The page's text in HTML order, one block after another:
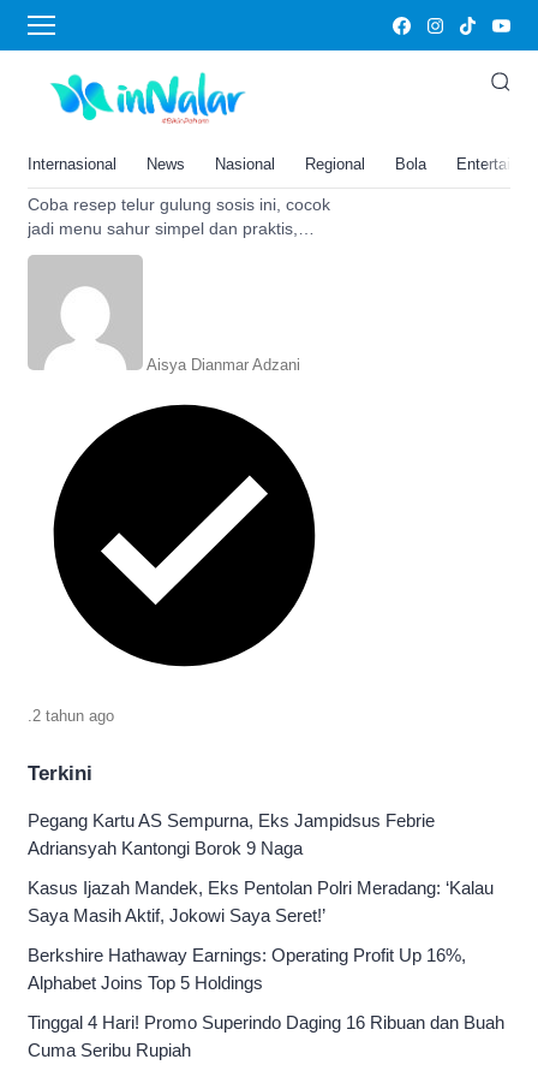
Internasional News Nasional Regional Bola
telur gulung sosis
10 Menit Jadi! Ini Resep Telur
Gulung Sosis Andalan Menu
Selera
Coba resep telur gulung sosis ini, cocok
jadi menu sahur simpel dan praktis,
hanya masak 10 menit sudah bisa jadi
Aisya Dianmar Adzani
.2 tahun ago
Terkini
Pegang Kartu AS Sempurna, Eks Jampidsus Febrie
Adriansyah Kantongi Borok 9 Naga
Kasus Ijazah Mandek, Eks Pentolan Polri Meradang: ‘Kalau
Saya Masih Aktif, Jokowi Saya Seret!’
Berkshire Hathaway Earnings: Operating Profit Up 16%,
Alphabet Joins Top 5 Holdings
Tinggal 4 Hari! Promo Superindo Daging 16 Ribuan dan Buah
Cuma Seribu Rupiah